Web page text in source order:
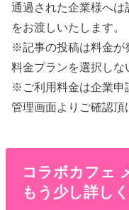
通過された企業様へ
をお渡しいたします。
※記事の投稿は料金が
料金プランを選択しな
※ご利用料金は企業申
管理画面よりご確認頂
コラボカフェ
もう少し詳し